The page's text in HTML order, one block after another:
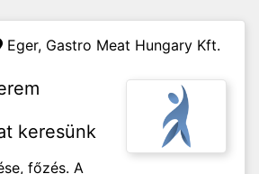
Eger, Gastro Meat Hungary Kft.
keresünk
főzés. A